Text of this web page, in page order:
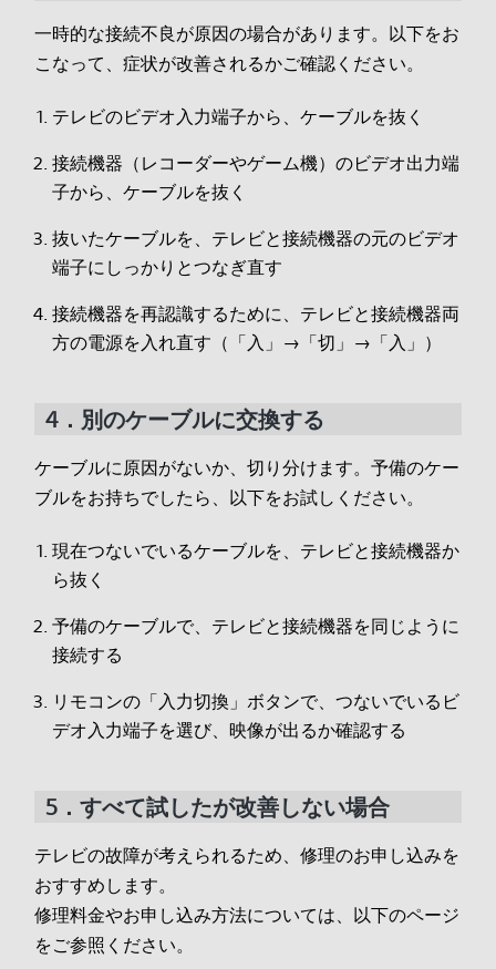
一時的な接続不良が原因の場合があります。以下をお
こなって、症状が改善されるかご確認ください。
テレビのビデオ入力端子から、ケーブルを抜く
接続機器（レコーダーやゲーム機）のビデオ出力端
子から、ケーブルを抜く
抜いたケーブルを、テレビと接続機器の元のビデオ
端子にしっかりとつなぎ直す
接続機器を再認識するために、テレビと接続機器両
方の電源を入れ直す（「入」→「切」→「入」）
4．別のケーブルに交換する
ケーブルに原因がないか、切り分けます。予備のケー
ブルをお持ちでしたら、以下をお試しください。
現在つないでいるケーブルを、テレビと接続機器か
ら抜く
予備のケーブルで、テレビと接続機器を同じように
接続する
リモコンの「入力切換」ボタンで、つないでいるビ
デオ入力端子を選び、映像が出るか確認する
5．すべて試したが改善しない場合
テレビの故障が考えられるため、修理のお申し込みを
おすすめします。
修理料金やお申し込み方法については、以下のページ
をご参照ください。